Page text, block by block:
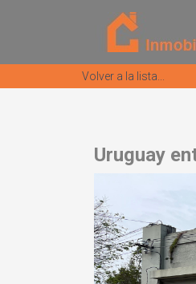
Volver a la lista...
Uruguay